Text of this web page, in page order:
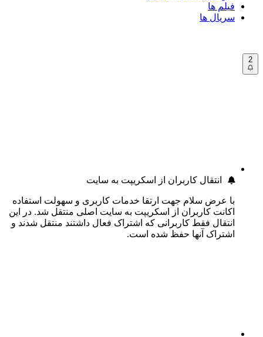
فیلم ها
سریال ها
2
انتقال کاربران از اسکریپت به سایت
با عرض سلام جهت ارتقا خدمات کاربری و سهولت استفاده
اکانت کاربران از اسکریپت به سایت اصلی منتقل شد. در این
انتقال فقط کاربرانی که اشتراک فعال داشتند منتقل شدند و
اشتراک آنها حفظ شده است.